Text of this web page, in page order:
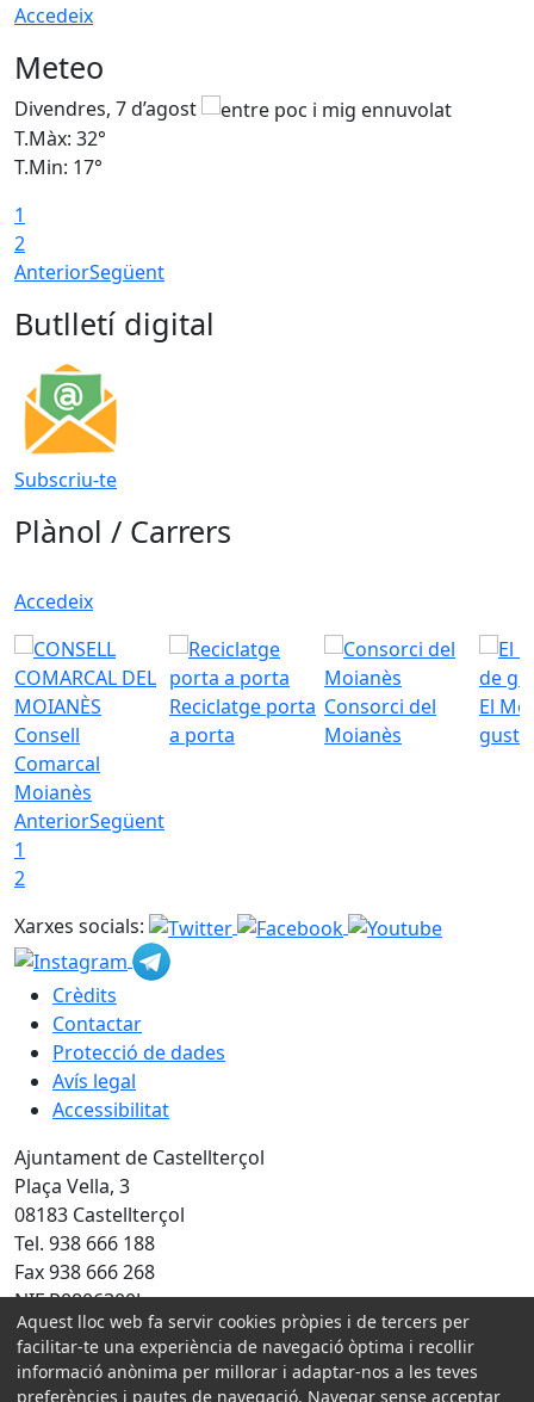
Accedeix
Meteo
Divendres, 7 d’agost
T.Màx: 32°
T.Min: 17°
1
2
AnteriorSegüent
Butlletí digital
Subscriu-te
Plànol / Carrers
Accedeix
Consell
Comarcal
Moianès
Reciclatge porta
a porta
Consorci del
Moianès
El
gust
AnteriorSegüent
1
2
Xarxes socials:
Crèdits
Contactar
Protecció de dades
Avís legal
Accessibilitat
Ajuntament de Castellterçol
Plaça Vella, 3
08183 Castellterçol
Tel. 938 666 188
Fax 938 666 268
NIF P0806300J
Amb la col·laboració de:
Aquest lloc web fa servir cookies pròpies i de tercers per
facilitar-te una experiència de navegació òptima i recollir
informació anònima per millorar i adaptar-nos a les teves
preferències i pautes de navegació. Navegar sense acceptar